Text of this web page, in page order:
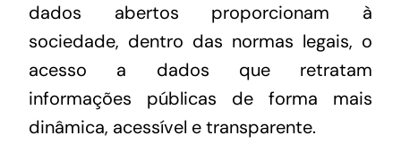
dados abertos proporcionam à
sociedade, dentro das normas legais, o
acesso a dados que retratam
informações públicas de forma mais
dinâmica, acessível e transparente.